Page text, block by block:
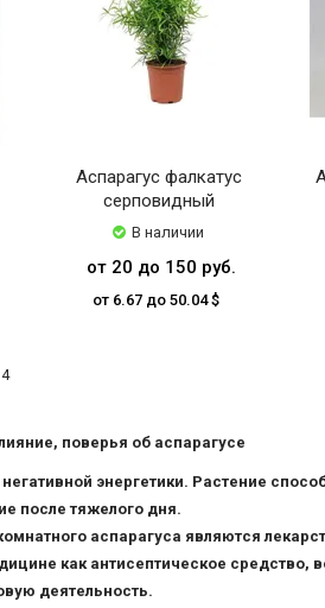
Аспарагус фалкатус
серповидный
В наличии
от 20 до 150 руб.
от 6.67 до 50.04 $
поверья об аспарагусе
энергетики. Растение
после тяжелого дня.
аспарагуса являются
как антисептическое
деятельность.